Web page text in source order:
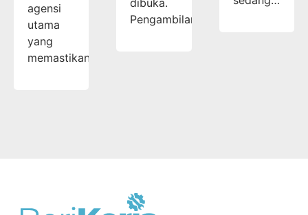
agensi
utama
yang
memastikan…
dibuka.
Pengambilan…